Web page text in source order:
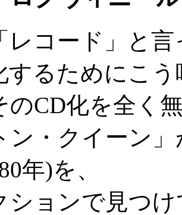
レコード」と
するためにこ
のCD化を全く
ン・クイーン
年)を、
ションで見つ